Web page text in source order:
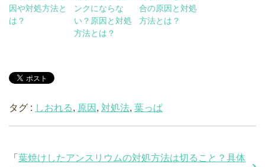
因や対処方法と
は？
ンクにならな
い？原因と対処
方法とは？
合の原因と対処
方法とは？
タグ : しおれる, 原因 , 対処法, 葉っぱ
「 葉焼けしたアンスリウムの対処方法は切ること？具体